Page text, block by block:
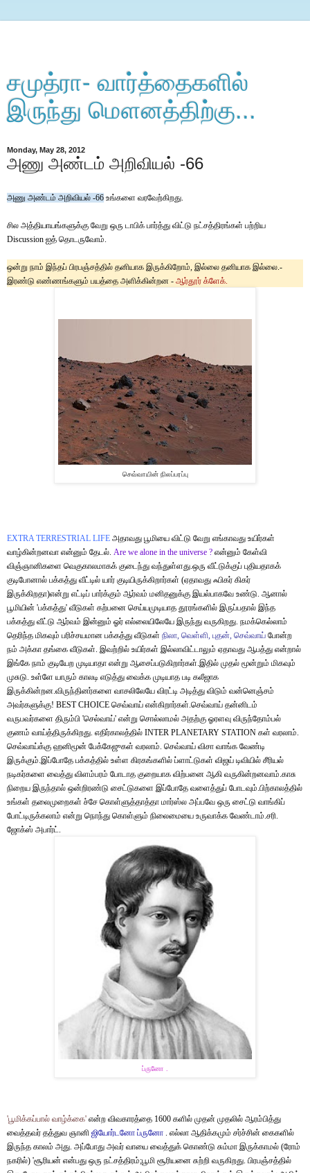
சமுத்ரா- வார்த்தைகளில்
இருந்து மௌனத்திற்கு...
Monday, May 28, 2012
அணு அண்டம் அறிவியல் -66
அணு அண்டம் அறிவியல் -66 உங்களை வரவேற்கிறது.
சில அத்தியாயங்களுக்கு வேறு ஒரு டாபிக் பார்த்து விட்டு நட்சத்திரங்கள் பற்றிய
Discussion ஐத் தொடருவோம்.
ஒன்று நாம் இந்தப் பிரபஞ்சத்தில் தனியாக இருக்கிறோம், இல்லை தனியாக இல்லை.-
இரண்டு எண்ணங்களும் பயத்தை அளிக்கின்றன - ஆர்தூர் க்ளேக்
செவ்வாயின் நிலப்பரப்பு
EXTRA TERRESTRIAL LIFE அதாவது பூமியை விட்டு வேறு எங்காவது உயிர்கள்
வாழ்கின்றனவா என்னும் தேடல். Are we alone in the universe ? என்னும் கேள்வி
விஞ்ஞானிகளை வெகுகாலமாகக் குடைந்து வந்துள்ளது.ஒரு வீட்டுக்குப் புதியதாகக்
குடிபோனால் பக்கத்து வீட்டில் யார் குடியிருக்கிறார்கள் (ஏதாவது ஃபிகர் கிகர்
இருக்கிறதா)என்று எட்டிப் பார்க்கும் ஆர்வம் மனிதனுக்கு இயல்பாகவே உண்டு. ஆனால்
பூமியின் 'பக்கத்து' வீடுகள் கற்பனை செய்யமுடியாத தூரங்களில் இருப்பதால் இந்த
பக்கத்து வீட்டு ஆர்வம் இன்னும் ஓர் எல்லையிலேயே இருந்து வருகிறது. நமக்கெல்லாம்
தெரிந்த மிகவும் பரிச்சயமான பக்கத்து வீடுகள் நிலா வெள்ளி புதன் செவ்வாய் போன்ற
நம் அக்கா தங்கை வீடுகள். இவற்றில் உயிர்கள் இல்லாவிட்டாலும் ஏதாவது ஆபத்து என்றால்
இங்கே நாம் குடியேற முடியாதா என்று ஆசைப்படுகிறார்கள்.இதில் முதல் மூன்றும் மிகவும்
முசுடு. உள்ளே யாரும் காலடி எடுத்து வைக்க முடியாத படி கலீஜாக
இருக்கின்றன.விருந்தினர்களை வாசலிலேயே விரட்டி அடித்து விடும் வன்னெஞ்சம்
அவர்களுக்கு! BEST CHOICE செவ்வாய் என்கிறார்கள்.செவ்வாய் தன்னிடம்
வருபவர்களை திரும்பி 'செல்வாய்' என்று சொல்லாமல் அதற்கு ஓரளவு விருந்தோம்பல்
குணம் வாய்த்திருக்கிறது. எதிர்காலத்தில் INTER PLANETARY STATION கள் வரலாம்.
செவ்வாய்க்கு ஹனிமூன் பேக்கேஜுகள் வரலாம். செவ்வாய் விசா வாங்க வேண்டி
இருக்கும்.இப்போதே பக்கத்தில் உள்ள கிரகங்களில் ப்ளாட்டுகள் விஜய் டிவியில் சீரியல்
நடிகர்களை வைத்து விளம்பரம் போடாத குறையாக விற்பனை ஆகி வருகின்றனவாம்.காசு
நிறைய இருந்தால் ஒன்றிரண்டு சைட்டுகளை இப்போதே வளைத்துப் போடவும்.பிற்காலத்தில்
உங்கள் தலைமுறைகள் ச்சே கொள்ளுத்தாத்தா மார்ஸ்ல அப்பவே ஒரு சைட்டு வாங்கிப்
போட்டிருக்கலாம் என்று நொந்து கொள்ளும் நிலைமையை உருவாக்க வேண்டாம்.சரி.
ஜோக்ஸ் அபார்ட்.
ப்ருனோ .
'பூமிக்கப்பால் வாழ்க்கை' என்ற விவகாரத்தை 1600 களில் முதன் முதலில் ஆரம்பித்து
வைத்தவர் தத்துவ ஞானி ஜியோர்டனோ ப்ருனோ . எல்லா ஆதிக்கமும் சர்ச்சின் கைகளில்
இருந்த காலம் அது. அப்போது அவர் வாயை வைத்துக் கொண்டு சும்மா இருக்காமல் (ரோம்
நகரில்) 'சூரியன் என்பது ஒரு நட்சத்திரம்;பூமி சூரியனை சுற்றி வருகிறது. பிரபஞ்சத்தில்